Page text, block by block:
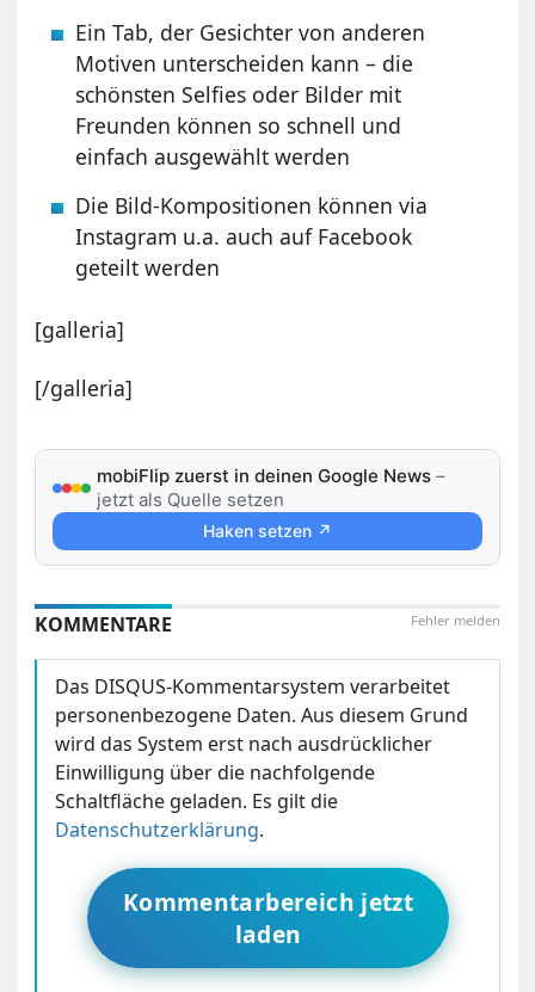
Ein Tab, der Gesichter von anderen
Motiven unterscheiden kann – die
schönsten Selfies oder Bilder mit
Freunden können so schnell und
einfach ausgewählt werden
Die Bild-Kompositionen können via
Instagram u.a. auch auf Facebook
geteilt werden
[galleria]
[/galleria]
mobiFlip zuerst in deinen Google News –
jetzt als Quelle setzen
Haken setzen ↗
Fehler melden
KOMMENTARE
Das DISQUS-Kommentarsystem verarbeitet
personenbezogene Daten. Aus diesem Grund
wird das System erst nach ausdrücklicher
Einwilligung über die nachfolgende
Schaltfläche geladen. Es gilt die
Datenschutzerklärung.
Kommentarbereich jetzt
laden